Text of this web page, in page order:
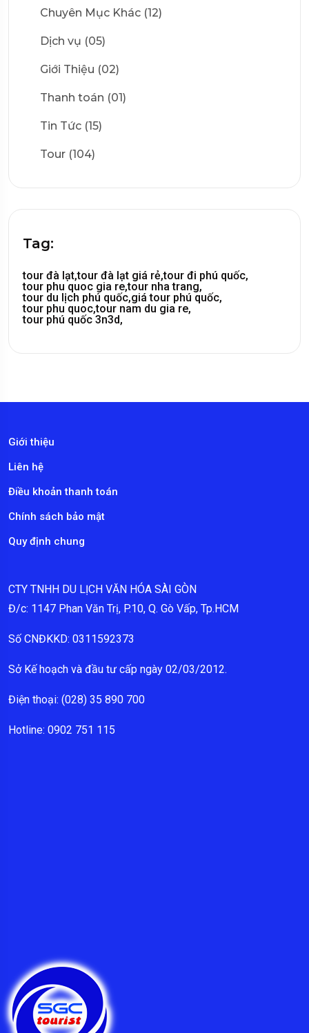
Chuyên Mục Khác (12)
Dịch vụ (05)
Giới Thiệu (02)
Thanh toán (01)
Tin Tức (15)
Tour (104)
Tag:
tour đà lạt,tour đà lạt giá rẻ,tour đi phú quốc,
tour phu quoc gia re,tour nha trang,
tour du lịch phú quốc,giá tour phú quốc,
tour phu quoc,tour nam du gia re,
tour phú quốc 3n3d,
Giới thiệu
Liên hệ
Điều khoản thanh toán
Chính sách bảo mật
Quy định chung
CTY TNHH DU LỊCH VĂN HÓA SÀI GÒN
Đ/c: 1147 Phan Văn Trị, P.10, Q. Gò Vấp, Tp.HCM
Số CNĐKKD: 0311592373
Sở Kế hoạch và đầu tư cấp ngày 02/03/2012.
Điện thoại: (028) 35 890 700
Hotline: 0902 751 115